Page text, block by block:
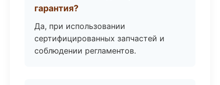
гарантия?
Да, при использовании
сертифицированных запчастей и
соблюдении регламентов.